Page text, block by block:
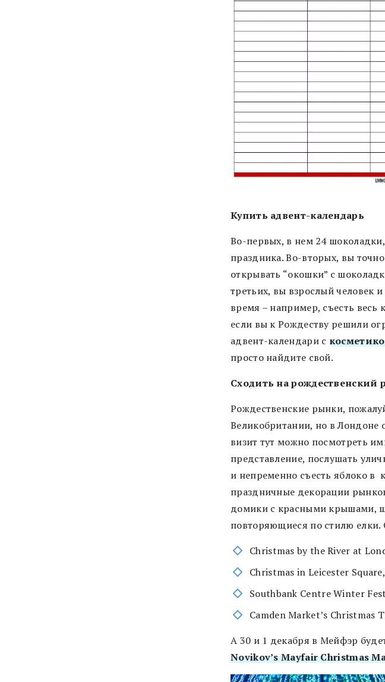
Купить адвент-календарь
Во-первых, в нем 24
праздника. Во-вторых, вы точно
открывать “окошки” с
третьих, вы взрослый человек
время – например, съесть весь
если вы к Рождеству решили
адвент-календари с
просто найдите свой.
Сходить на рождественский
Рождественские рынки,
Великобритании, но в Лондоне
визит тут можно посмотреть
представление, послушать
и непременно съесть яблоко в
праздничные декорации
домики с красными крышами,
повторяющиеся по стилю елки.
Christmas by the River at
Christmas in Leicester Square,
Southbank Centre Winter
Camden Market’s Christmas
А 30 и 1 декабря в Мейфэр
Novikov’s Mayfair Christmas